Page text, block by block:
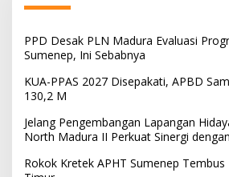
PPD Desak PLN Madura Evaluasi
Sumenep, Ini Sebabnya
KUA-PPAS 2027 Disepakati, APBD
130,2 M
Jelang Pengembangan Lapangan
North Madura II Perkuat Sinergi
Rokok Kretek APHT Sumenep